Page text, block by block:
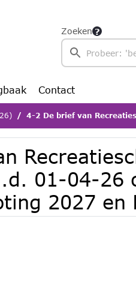
Zoeken
Contact
4-2 De brief van Recreatieschap Stichtse Groenlanden d.d. 01-
01-04-26
2027 en